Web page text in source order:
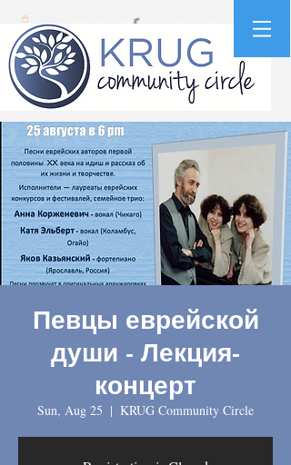
Певцы еврейской
души - Лекция-
концерт
Sun, Aug 25
  |
KRUG Community Circle